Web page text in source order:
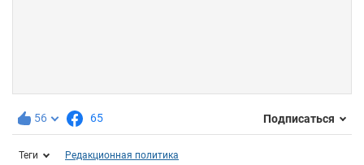
56 65 Подписаться
Теги Редакционная политика